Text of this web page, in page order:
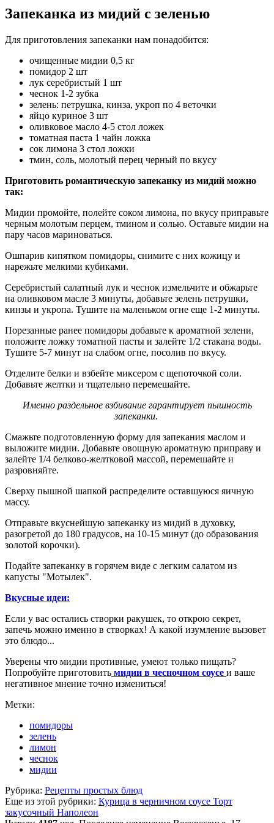
Запеканка из мидий с зеленью
Для приготовления запеканки нам понадобится:
очищенные мидии 0,5 кг
помидор 2 шт
лук серебристый 1 шт
чеснок 1-2 зубка
зелень: петрушка, кинза, укроп по 4 веточки
яйцо куриное 3 шт
оливковое масло 4-5 стол ложек
томатная паста 1 чайн ложка
сок лимона 3 стол ложки
тмин, соль, молотый перец черный по вкусу
Приготовить романтическую запеканку из мидий можно
так:
Мидии промойте, полейте соком лимона, по вкусу приправьте
черным молотым перцем, тмином и солью. Оставьте мидии на
пару часов мариноваться.
Ошпарив кипятком помидоры, снимите с них кожицу и
нарежьте мелкими кубиками.
Серебристый салатный лук и чеснок измельчите и обжарьте
на оливковом масле 3 минуты, добавьте зелень петрушки,
кинзы и укропа. Тушите на маленьком огне еще 1-2 минуты.
Порезанные ранее помидоры добавьте к ароматной зелени,
положите ложку томатной пасты и залейте 1/2 стакана воды.
Тушите 5-7 минут на слабом огне, посолив по вкусу.
Отделите белки и взбейте миксером с щепоточкой соли.
Добавьте желтки и тщательно перемешайте.
Именно раздельное взбивание гарантирует пышность
запеканки.
Смажьте подготовленную форму для запекания маслом и
выложите мидии. Добавьте овощную ароматную приправу и
залейте 1/4 белково-желтковой массой, перемешайте и
разровняйте.
Сверху пышной шапкой распределите оставшуюся яичную
массу.
Отправьте вкуснейшую запеканку из мидий в духовку,
разогретой до 180 градусов, на 10-15 минут (до образования
золотой корочки).
Подайте запеканку в горячем виде с легким салатом из
капусты "Мотылек".
Вкусные идеи:
Если у вас остались створки ракушек, то открою секрет,
запечь можно именно в створках! А какой изумление вызовет
это блюдо...
Уверены что мидии противные, умеют только пищать?
Попробуйте приготовить мидии в чесночном соусе и ваше
негативное мнение точно измениться!
Метки:
помидоры
зелень
лимон
чеснок
мидии
Рубрика: Рецепты простых блюд
Еще из этой рубрики: Курица в черничном соусе Торт
закусочный Наполеон